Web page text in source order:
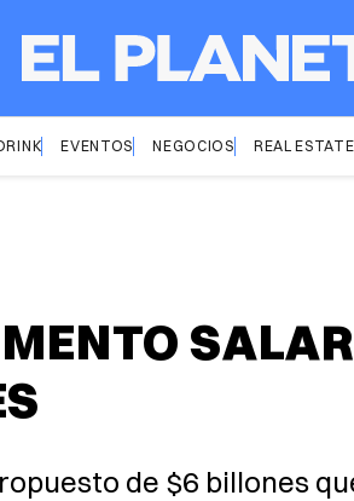
EVENTOS NEGOCIOS REAL ESTATE
de $6 billones